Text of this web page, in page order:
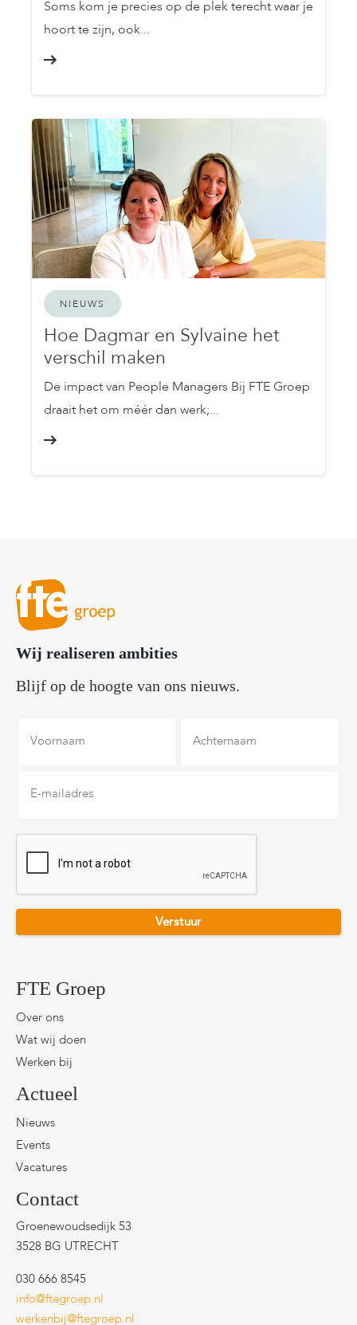
Soms kom je precies op de plek terecht waar je
hoort te zijn, ook...
NIEUWS
Hoe Dagmar en Sylvaine het
verschil maken
De impact van People Managers Bij FTE Groep
draait het om méér dan werk;...
Wij realiseren ambities
Blijf op de hoogte van ons nieuws.
mailadres *
FTE Groep
Over ons
Wat wij doen
Werken bij
Actueel
Nieuws
Events
Vacatures
Contact
Groenewoudsedijk 53
3528 BG UTRECHT
030 666 8545
info@ftegroep.nl
werkenbij@ftegroep.nl